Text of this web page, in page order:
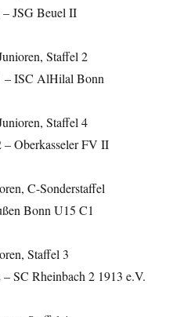
JSG Beuel II
Staffel 2
– ISC AlHilal Bonn
Staffel 4
Oberkasseler FV II
C-Sonderstaffel
Bonn U15 C1
Staffel 3
SC Rheinbach 2 1913 e.V.